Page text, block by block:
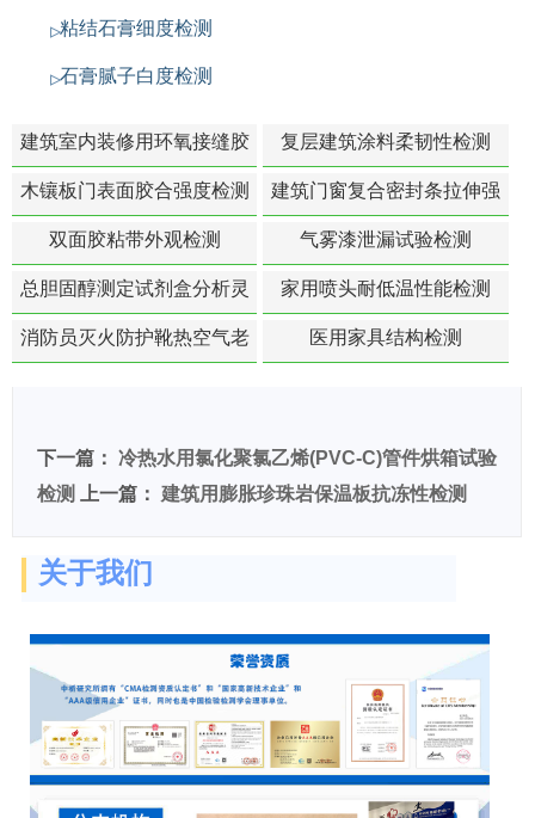
粘结石膏细度检测
石膏腻子白度检测
建筑室内装修用环氧接缝胶
苯含量检测
复层建筑涂料柔韧性检测
木镶板门表面胶合强度检测
建筑门窗复合密封条拉伸强
度-硬质塑料材料检测
双面胶粘带外观检测 气雾漆泄漏试验检测
总胆固醇测定试剂盒分析灵
敏度检测
家用喷头耐低温性能检测
消防员灭火防护靴热空气老
医用家具结构检测
下一篇： 冷热水用氯化聚氯乙烯(PVC-C)管件烘箱试验
检测
上一篇： 建筑用膨胀珍珠岩保温板抗冻性检测
关于我们